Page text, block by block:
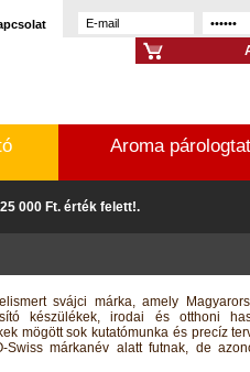
Aroma
000 Ft. érték felett!.
svájci márka, amely
készülékek, irodai és otthoni
mögött sok kutatómunka és precíz
Swiss márkanév alatt futnak, de